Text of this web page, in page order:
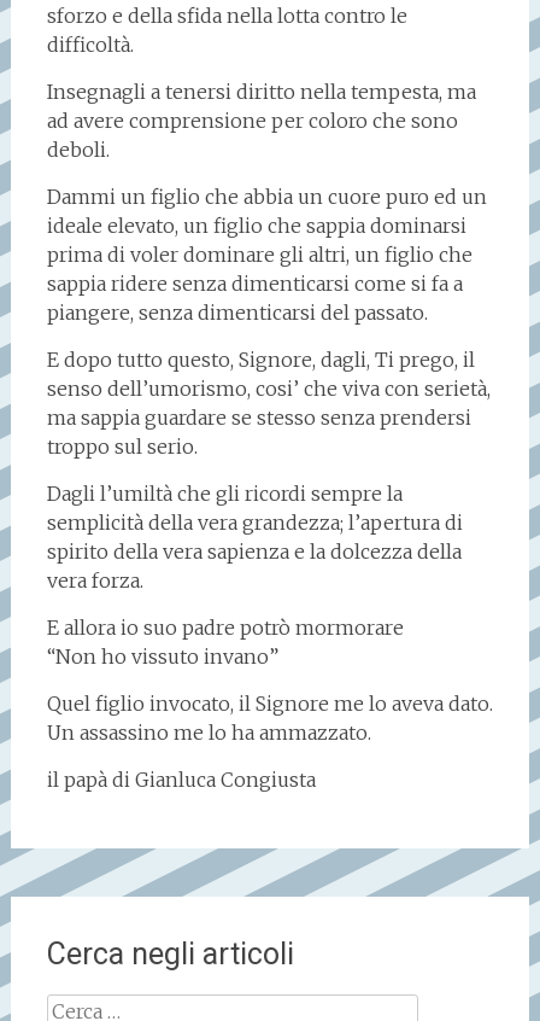
sforzo e della sfida nella lotta contro le
difficoltà.
Insegnagli a tenersi diritto nella tempesta, ma
ad avere comprensione per coloro che sono
deboli.
Dammi un figlio che abbia un cuore puro ed un
ideale elevato, un figlio che sappia dominarsi
prima di voler dominare gli altri, un figlio che
sappia ridere senza dimenticarsi come si fa a
piangere, senza dimenticarsi del passato.
E dopo tutto questo, Signore, dagli, Ti prego, il
senso dell’umorismo, cosi’ che viva con serietà,
ma sappia guardare se stesso senza prendersi
troppo sul serio.
Dagli l’umiltà che gli ricordi sempre la
semplicità della vera grandezza; l’apertura di
spirito della vera sapienza e la dolcezza della
vera forza.
E allora io suo padre potrò mormorare
“Non ho vissuto invano”
Quel figlio invocato, il Signore me lo aveva dato.
Un assassino me lo ha ammazzato.
il papà di Gianluca Congiusta
Cerca negli articoli
Ricerca